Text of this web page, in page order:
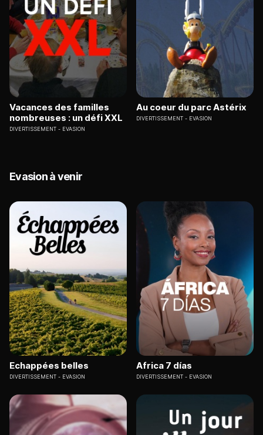
Vacances des familles
nombreuses : un défi XXL
DIVERTISSEMENT EVASION
Au coeur du parc Astérix
DIVERTISSEMENT EVASION
Evasion à venir
Echappées belles
DIVERTISSEMENT EVASION
Africa 7 días
DIVERTISSEMENT EVASION